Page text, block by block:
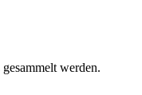
werden.